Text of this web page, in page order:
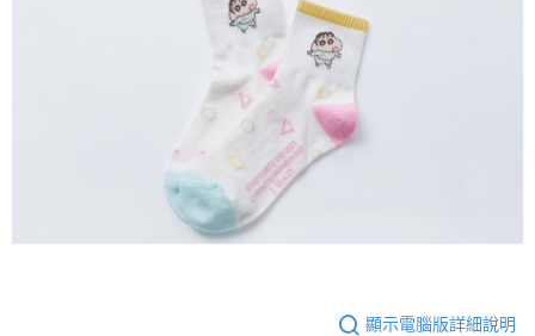
顯示電腦版詳細說明